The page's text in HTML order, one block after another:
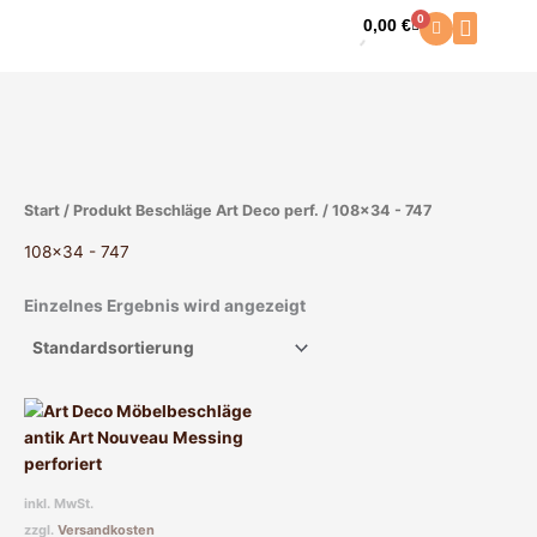
0,00€ 0
Warenkorb
Start / Produkt Beschläge Art Deco perf. / 108x34 - 747
108x34 - 747
Einzelnes Ergebnis wird angezeigt
inkl. MwSt.
zzgl. Versandkosten
Dieses
Produkt
weist